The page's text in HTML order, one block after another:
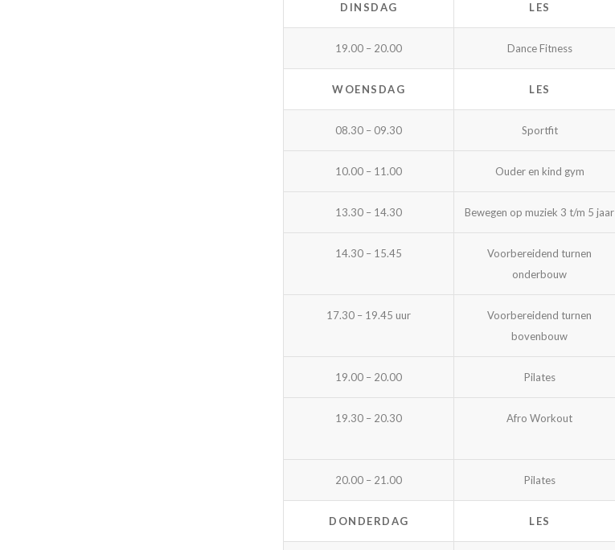
DINSDAG LES
19.00 – 20.00 Dance Fitness
WOENSDAG LES
08.30 – 09.30 Sportfit
10.00 – 11.00 Ouder en kind gym
13.30 – 14.30 Bewegen op muziek 3 t/m 5 jaar
14.30 – 15.45
Voorbereidend turnen
onderbouw
17.30 – 19.45 uur
Voorbereidend turnen
bovenbouw
19.00 – 20.00 Pilates
19.30 – 20.30 Afro Workout
20.00 – 21.00 Pilates
DONDERDAG LES